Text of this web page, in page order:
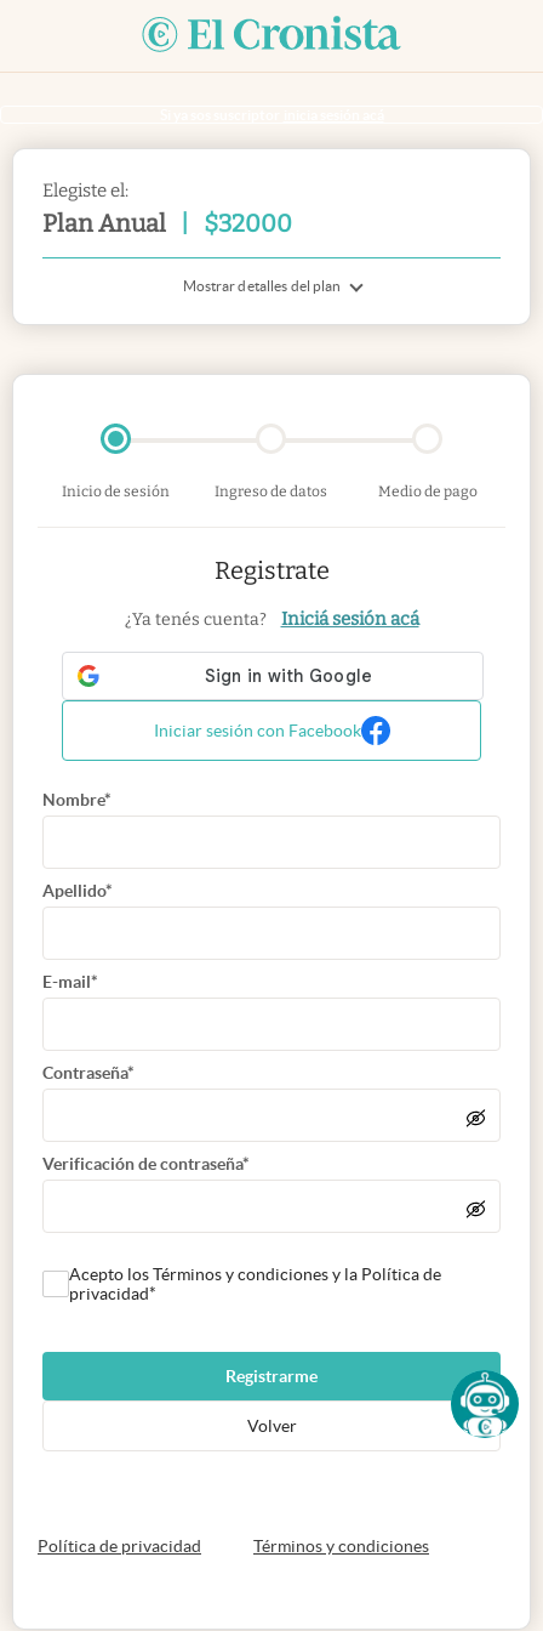
Elegiste el:
Plan Anual $32000
Mostrar detalles del plan
Inicio de sesión Ingreso de datos Medio de pago
Registrate
¿Ya tenés cuenta? Iniciá sesión acá
Iniciar sesión con Facebook
Nombre*
Apellido*
E-mail*
Contraseña*
Verificación de contraseña*
Acepto los Términos y condiciones y la Política de
privacidad*
Registrarme
Volver
Política de privacidad abre en nueva pestaña
Términos y condicionesabre en nueva